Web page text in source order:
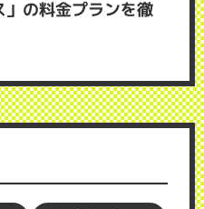
」の料金プランを徹